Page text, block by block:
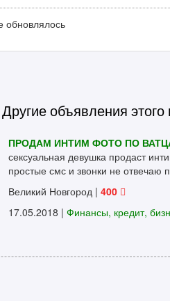
обновлялось
Другие объявления этого
ПРОДАМ ИНТИМ ФОТО ПО
сексуальная девушка продаст
простые смс и звонки не отвечаю
Великий Новгород | 400
17.05.2018 | Финансы, кредит,